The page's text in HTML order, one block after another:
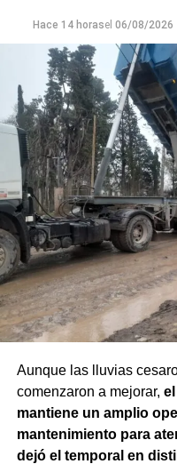
Hace 14 horasel 06/08/2026
Aunque las lluvias
comenzaron a mejorar,
mantiene un amplio
mantenimiento para
dejó el temporal en